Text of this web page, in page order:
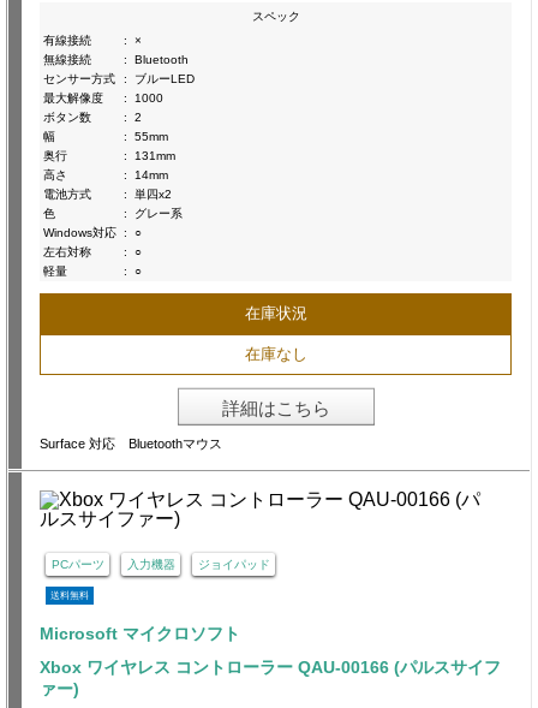
スペック
有線接続
:
×
無線接続
:
Bluetooth
センサー方式
:
ブルーLED
最大解像度
:
1000
ボタン数
:
2
幅
:
55mm
奥行
:
131mm
高さ
:
14mm
電池方式
:
単四x2
色
:
グレー系
Windows対応 :
○
左右対称
:
○
軽量
: ○
在庫状況
在庫なし
詳細はこちら
Surface 対応 Bluetoothマウス
PCパーツ 入力機器 ジョイパッド
送料無料
Microsoft マイクロソフト
Xbox ワイヤレス コントローラー QAU-00166 (パルスサイフ
ァー)